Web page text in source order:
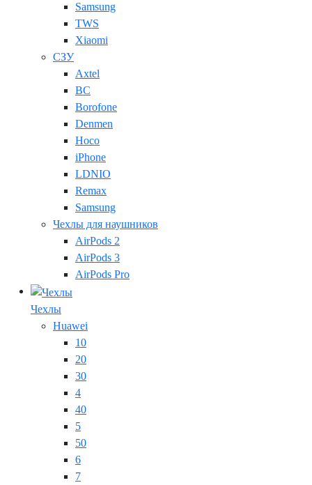
Samsung
TWS
Xiaomi
СЗУ
Axtel
BC
Borofone
Denmen
Hoco
iPhone
LDNIO
Remax
Samsung
Чехлы для наушников
AirPods 2
AirPods 3
AirPods Pro
Чехлы
Huawei
10
20
30
4
40
5
50
6
7